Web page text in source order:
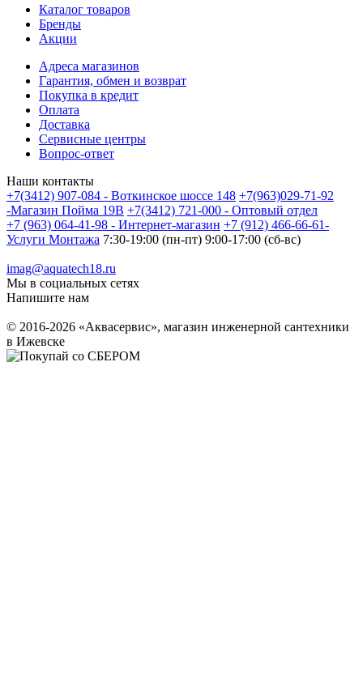
Каталог товаров
Бренды
Акции
Адреса магазинов
Гарантия, обмен и возврат
Покупка в кредит
Оплата
Доставка
Сервисные центры
Вопрос-ответ
Наши контакты
+7(3412) 907-084 - Воткинское шоссе 148 +7(963)029-71-92
-Магазин Пойма 19В +7(3412) 721-000 - Оптовый отдел
+7 (963) 064-41-98 - Интернет-магазин +7 (912) 466-66-61-
Услуги Монтажа 7:30-19:00 (пн-пт) 9:00-17:00 (сб-вс)
imag@aquatech18.ru
Мы в социальных сетях
Напишите нам
© 2016-2026 «Аквасервис», магазин инженерной сантехники
в Ижевске